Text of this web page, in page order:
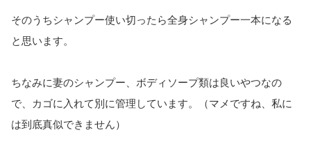
そのうちシャンプー使い切ったら全身シャンプー一本になる
と思います。
ちなみに妻のシャンプー、ボディソープ類は良いやつなの
で、カゴに入れて別に管理しています。（マメですね、私に
は到底真似できません）